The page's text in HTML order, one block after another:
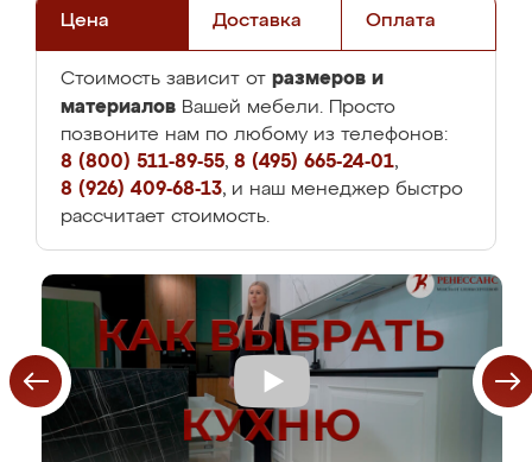
Цена Доставка Оплата
Стоимость зависит от размеров и
материалов Вашей мебели. Просто
позвоните нам по любому из телефонов:
8 (800) 511-89-55, 8 (495) 665-24-01,
8 (926) 409-68-13, и наш менеджер быстро
рассчитает стоимость.